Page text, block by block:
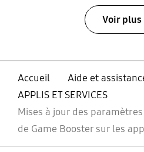
Voir plus
Accueil
Aide et
APPLIS ET SERVICES
Mises à jour des
de Game Booster sur les